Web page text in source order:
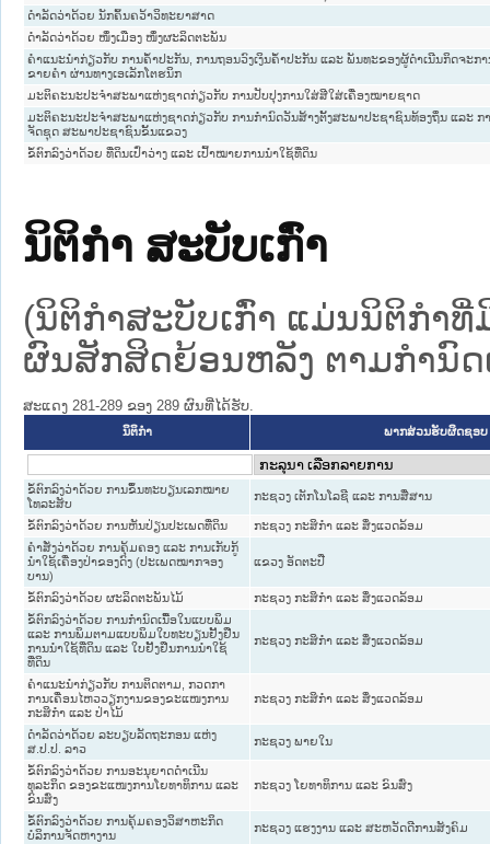
ດຳລັດວ່າດ້ວຍ ນັກຄົ້ນຄວ້າວິທະຍາສາດ
ດຳລັດວ່າດ້ວຍ ໜຶ່ງເມືອງ ໜຶ່ງຜະລິດຕະພັນ
ຄຳແນະນຳກ່ຽວກັບ ການຄ້ຳປະກັນ, ການຖອນວົງເງິນຄ້ຳປະກັນ ແລະ ພັນທະຂອງຜູ້ດຳເນີນກິດຈະກ
ຂາຍຄຳ ຜ່ານທາງເອເລັກໂຕຮນິກ
ມະຕິຄະນະປະຈຳສະພາແຫ່ງຊາດກ່ຽວກັບ ການປັບປຸງການໃສ່ສີໃສ່ເຄື່ອງໝາຍຊາດ
ມະຕິຄະນະປະຈຳສະພາແຫ່ງຊາດກ່ຽວກັບ ການກຳນົດວັນສ້າງຕັ້ງສະພາປະຊາຊົນທ້ອງຖິ່ນ ແລະ ກ
ຈັດຊຸດ ສະພາປະຊາຊົນຂັ້ນແຂວງ
ຂໍ້ຕົກລົງວ່າດ້ວຍ ທີ່ດິນເປົ່າວ່າງ ແລະ ເປົ້າໝາຍການນຳໃຊ້ທີ່ດິນ
ນິຕິກໍາ ສະບັບເກົ່າ
(ນິຕິກໍາສະບັບເກົ່າ ແມ່ນນິຕິກໍາ
ຜົນສັກສິດຍ້ອນຫລັງ ຕາມກໍານົດ
ສະແດງ 281-289 ຂອງ 289 ຜົນທີ່ໄດ້ຮັບ.
ນິຕິກໍາ ພາກສ່ວນຮັບຜິດຊອບ
ຂໍ້ຕົກລົງວ່າດ້ວຍ ການຂຶ້ນທະບຽນເລກໝາຍ
ໂທລະສັບ
ກະຊວງ ເຕັກໂນໂລຊີ ແລະ ການສື່ສານ
ຂໍ້ຕົກລົງວ່າດ້ວຍ ການຫັນປ່ຽນປະເພດທີ່ດິນ
ກະຊວງ ກະສິກຳ ແລະ ສິ່ງແວດລ້ອມ
ຄຳສັ່ງວ່າດ້ວຍ ການຄຸ້ມຄອງ ແລະ ການເກັບກູ້
ນຳໃຊ້ເຄື່ອງປ່າຂອງດົງ (ປະເພດໝາກຈອງ
ບານ)
ແຂວງ ອັດຕະປື
ຂໍ້ຕົກລົງວ່າດ້ວຍ ຜະລິດຕະພັນໄມ້
ກະຊວງ ກະສິກຳ ແລະ ສິ່ງແວດລ້ອມ
ຂໍ້ຕົກລົງວ່າດ້ວຍ ການກຳນົດເນື້ອໃນແບບພິມ
ແລະ ການພິມຕາມແບບພິມໃບທະບຽນຢັ້ງຢືນ
ການນຳໃຊ້ທີ່ດິນ ແລະ ໃບຢັ້ງຢືນການນຳໃຊ້
ທີ່ດິນ
ກະຊວງ ກະສິກຳ ແລະ ສິ່ງແວດລ້ອມ
ຄຳແນະນຳກ່ຽວກັບ ການຕິດຕາມ, ກວດກາ
ການເຄື່ອນໄຫວວຽກງານຂອງຂະແໜງການ
ກະສິກຳ ແລະ ປ່າໄມ້
ກະຊວງ ກະສິກຳ ແລະ ສິ່ງແວດລ້ອມ
ດຳລັດວ່າດ້ວຍ ລະບຽບລັດຖະກອນ ແຫ່ງ
ສ.ປ.ປ. ລາວ
ກະຊວງ ພາຍໃນ
ຂໍ້ຕົກລົງວ່າດ້ວຍ ການອະນຸຍາດດຳເນີນ
ທຸລະກິດ ຂອງຂະແໜງການໂຍທາທິການ ແລະ
ຂົນສົ່ງ
ກະຊວງ ໂຍທາທິການ ແລະ ຂົນສົ່ງ
ຂໍ້ຕົກລົງວ່າດ້ວຍ ການຄຸ້ມຄອງວິສາຫະກິດ
ບໍລິການຈັດຫາງານ
ກະຊວງ ແຮງງານ ແລະ ສະຫວັດດີການສັງຄົມ